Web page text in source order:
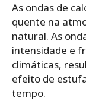
As ondas de
quente na
natural. As
intensidade e
climáticas,
efeito de
tempo.